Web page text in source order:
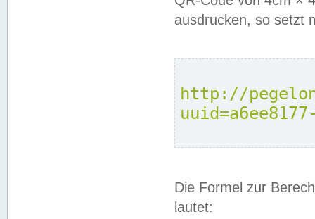
ausdrucken, so setzt
http://
Die Formel zur
lautet: